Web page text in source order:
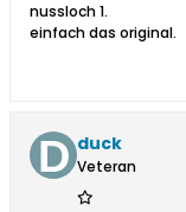
nussloch 1.
einfach das original.
duck
Veteran